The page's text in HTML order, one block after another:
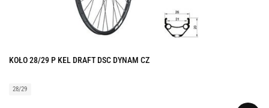
KOŁO 28/29 P KEL DRAFT DSC DYNAM CZ
28/29